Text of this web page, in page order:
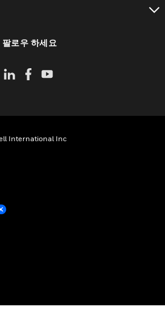
팔로우 하세요
International Inc